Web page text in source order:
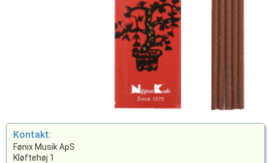
Kontakt:
Fønix Musik ApS
Kløftehøj 1